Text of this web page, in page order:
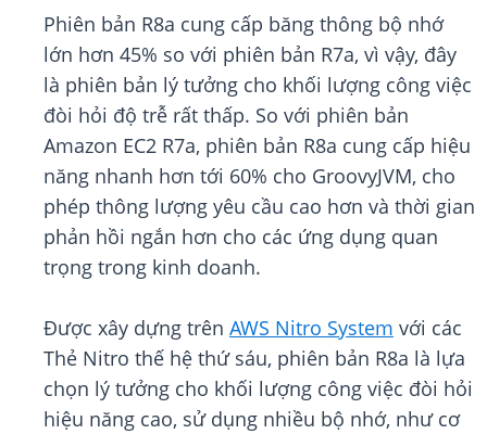
Phiên bản R8a cung cấp băng thông bộ nhớ
lớn hơn 45% so với phiên bản R7a, vì vậy, đây
là phiên bản lý tưởng cho khối lượng công việc
đòi hỏi độ trễ rất thấp. So với phiên bản
Amazon EC2 R7a, phiên bản R8a cung cấp hiệu
năng nhanh hơn tới 60% cho GroovyJVM, cho
phép thông lượng yêu cầu cao hơn và thời gian
phản hồi ngắn hơn cho các ứng dụng quan
trọng trong kinh doanh.
Được xây dựng trên AWS Nitro System với các
Thẻ Nitro thế hệ thứ sáu, phiên bản R8a là lựa
chọn lý tưởng cho khối lượng công việc đòi hỏi
hiệu năng cao, sử dụng nhiều bộ nhớ, như cơ